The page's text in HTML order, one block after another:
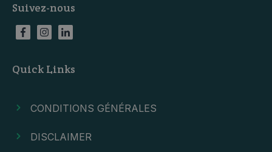
Suivez-nous
Quick Links
CONDITIONS GÉNÉRALES
DISCLAIMER